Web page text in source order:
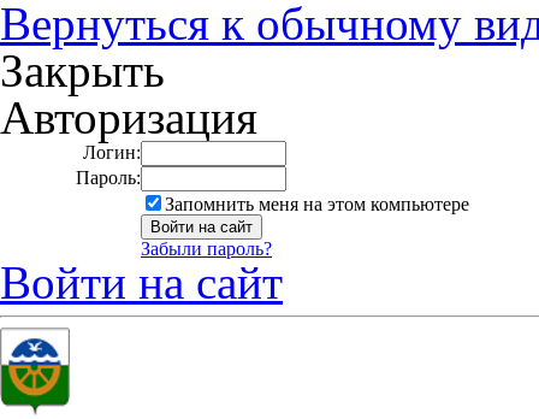
Вернуться к обычному
Закрыть
Авторизация
Логин:
Пароль:
Запомнить меня на этом компьютере
Забыли пароль?
Войти на сайт